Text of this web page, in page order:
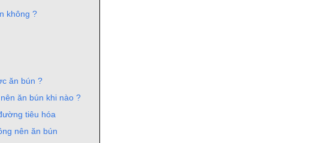
không ?
ăn bún ?
ăn bún khi nào ?
tiêu hóa
nên ăn bún